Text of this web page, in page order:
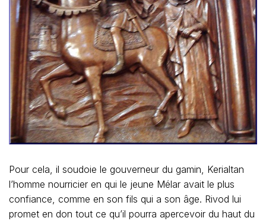
Pour cela, il soudoie le gouverneur du gamin, Kerialtan
l’homme nourricier en qui le jeune Mélar avait le plus
confiance, comme en son fils qui a son âge. Rivod lui
promet en don tout ce qu’il pourra apercevoir du haut du